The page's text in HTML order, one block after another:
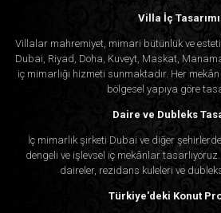
Villa İç Tasarımı
Villalar mahremiyet, mimari bütünlük ve
Dubai, Riyad, Doha, Kuveyt, Maskat,
iç mimarlığı hizmeti sunmaktadır. Her
bölgesel yapıya göre
Daire ve Dubleks
İç mimarlık şirketi Dubai ve diğer
dengeli ve işlevsel iç mekânlar
daireler, rezidans kuleleri ve
Türkiye'deki Konut